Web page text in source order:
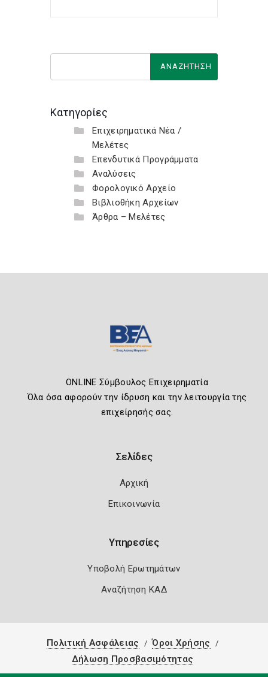
Κατηγορίες
Επιχειρηματικά Νέα /
Μελέτες
Επενδυτικά Προγράμματα
Αναλύσεις
Φορολογικό Αρχείο
Βιβλιοθήκη Αρχείων
Άρθρα – Μελέτες
ONLINE Σύμβουλος Επιχειρηματία
Όλα όσα αφορούν την ίδρυση και την λειτουργία της
επιχείρησής σας.
Σελίδες
Αρχική
Επικοινωνία
Υπηρεσίες
Υποβολή Ερωτημάτων
Αναζήτηση ΚΑΔ
Πολιτική Ασφάλειας
Όροι Χρήσης
Δήλωση Προσβασιμότητας